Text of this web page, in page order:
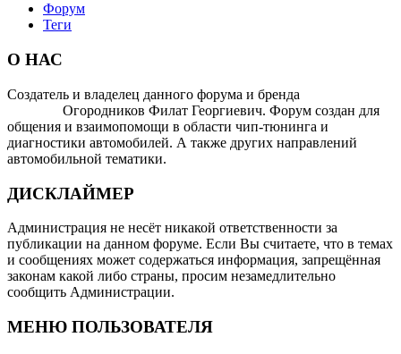
Форум
Теги
О НАС
Создатель и владелец данного форума и бренда
Огородников Филат Георгиевич. Форум создан для
общения и взаимопомощи в области чип-тюнинга и
диагностики автомобилей. А также других направлений
автомобильной тематики.
ДИСКЛАЙМЕР
Администрация не несёт никакой ответственности за
публикации на данном форуме. Если Вы считаете, что в темах
и сообщениях может содержаться информация, запрещённая
законам какой либо страны, просим незамедлительно
сообщить Администрации.
МЕНЮ ПОЛЬЗОВАТЕЛЯ